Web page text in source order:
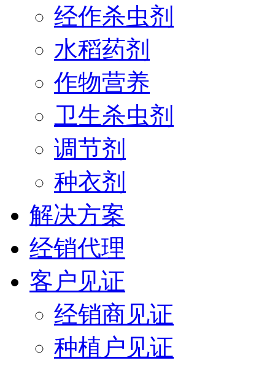
经作杀虫剂
水稻药剂
作物营养
卫生杀虫剂
调节剂
种衣剂
解决方案
经销代理
客户见证
经销商见证
种植户见证